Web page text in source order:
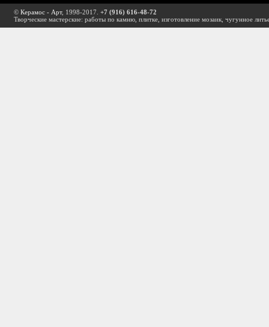
© Керамос - Арт, 1998-2017. +7 (916) 616-48-72
Творческие мастерские: работы по камню, плитке, изготовление мозаик, чугунное